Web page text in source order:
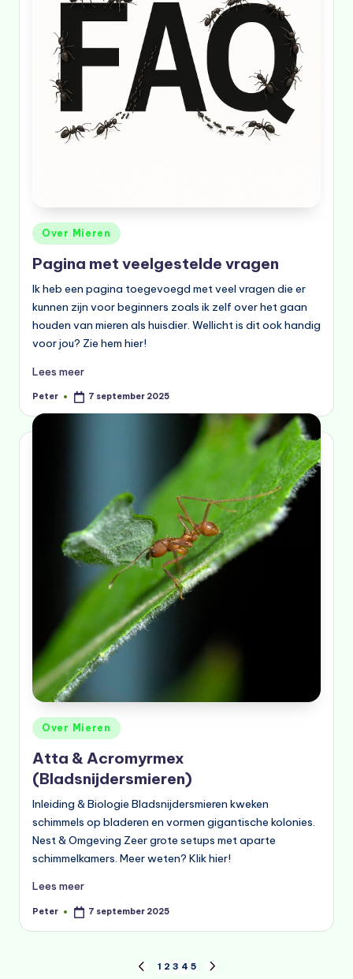
Geplaatst
in
Over Mieren
Pagina met veelgestelde vragen
Ik heb een pagina toegevoegd met veel vragen die er
kunnen zijn voor beginners zoals ik zelf over het gaan
houden van mieren als huisdier. Wellicht is dit ook handig
voor jou? Zie hem hier!
Lees meer
Geplaatst
Peter 7 september 2025
Geplaatst
in
Over Mieren
Atta & Acromyrmex
(Bladsnijdersmieren)
Inleiding & Biologie Bladsnijdersmieren kweken
schimmels op bladeren en vormen gigantische kolonies.
Nest & Omgeving Zeer grote setups met aparte
schimmelkamers. Meer weten? Klik hier!
Lees meer
Geplaatst
Peter 7 september 2025
VORIGE
1 2 3 4 5